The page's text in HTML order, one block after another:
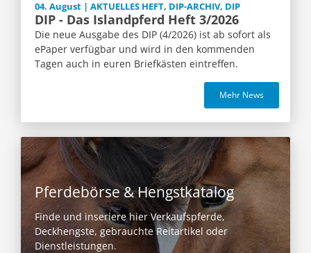
04. August | AKTUELLES HEFT, DIP-ARCHIV, DIP
DIP - Das Islandpferd Heft 3/2026
Die neue Ausgabe des DIP (4/2026) ist ab sofort als
ePaper verfügbar und wird in den kommenden
Tagen auch in euren Briefkästen eintreffen.
Mehr News
Pferdebörse & Hengstkatalog
Finde und inseriere hier Verkaufspferde,
Deckhengste, gebrauchte Reitartikel oder
Dienstleistungen.